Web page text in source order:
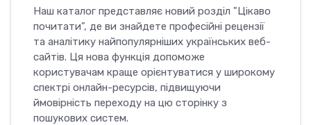
Наш каталог представляє новий розділ "Цікаво
почитати", де ви знайдете професійні рецензії
та аналітику найпопулярніших українських веб-
сайтів. Ця нова функція допоможе
користувачам краще орієнтуватися у широкому
спектрі онлайн-ресурсів, підвищуючи
ймовірність переходу на цю сторінку з
пошукових систем.